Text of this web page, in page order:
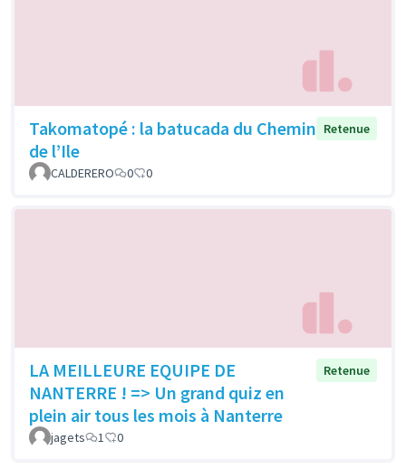
Takomatopé : la batucada du Chemin
de l’Ile
Retenue
CALDERERO 0 0
LA MEILLEURE EQUIPE DE
NANTERRE ! => Un grand quiz en
plein air tous les mois à Nanterre
Retenue
jagets 1 0